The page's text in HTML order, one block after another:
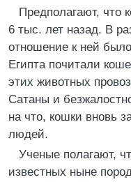
Предполагают, что
6 тыс. лет назад. В
отношение к ней
Египта почитали
этих животных
Сатаны и
на что, кошки вновь
людей.
Ученые полагают,
известных ныне